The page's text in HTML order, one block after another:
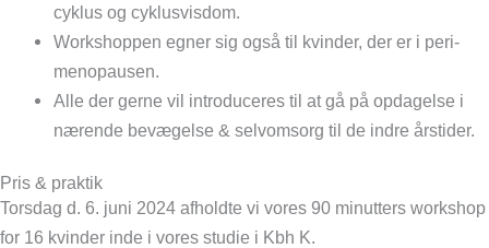
cyklus og cyklusvisdom.
Workshoppen egner sig også til kvinder, der er i peri-
menopausen.
Alle der gerne vil introduceres til at gå på opdagelse i
nærende bevægelse & selvomsorg til de indre årstider.
Pris & praktik
Torsdag d. 6. juni 2024 afholdte vi vores 90 minutters workshop
for 16 kvinder inde i vores studie i Kbh K.